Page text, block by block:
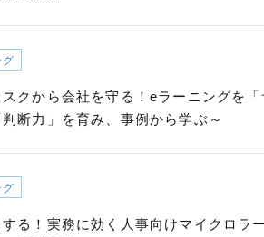
グ
クから会社を守る！eラーニングを
断力」を育み、事例から学ぶ～
グ
する！実務に効く人事向けマイクロラ